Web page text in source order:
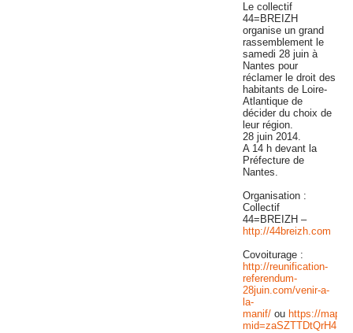
Le collectif
44=BREIZH
organise un grand
rassemblement le
samedi 28 juin à
Nantes pour
réclamer le droit des
habitants de Loire-
Atlantique de
décider du choix de
leur région.
28 juin 2014.
A 14 h devant la
Préfecture de
Nantes.
Organisation :
Collectif
44=BREIZH –
http://44breizh.com
Covoiturage :
http://reunification-
referendum-
28juin.com/venir-a-
la-
manif/ou https://